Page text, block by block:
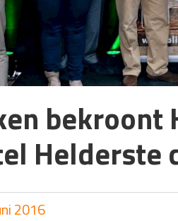
bekroont
Helderste
2016